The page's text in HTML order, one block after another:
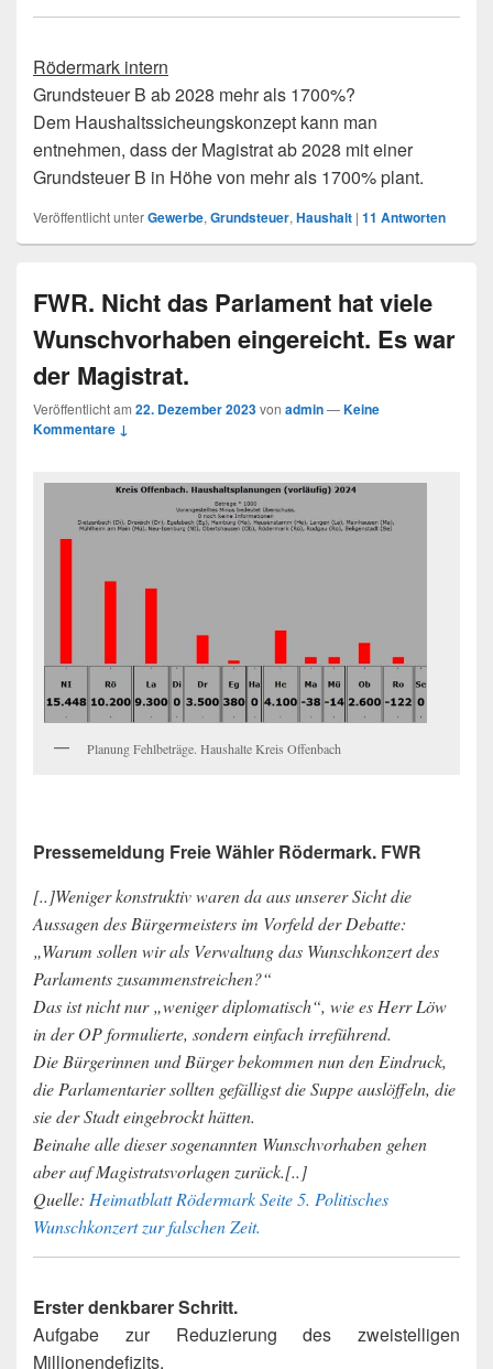
Rödermark intern
Grundsteuer B ab 2028 mehr als 1700%?
Dem Haushaltssicheungskonzept kann man
entnehmen, dass der Magistrat ab 2028 mit einer
Grundsteuer B in Höhe von mehr als 1700% plant.
Veröffentlicht unterGewerbe, Grundsteuer, Haushalt | 11 Antworten
FWR. Nicht das Parlament hat viele
Wunschvorhaben eingereicht. Es war
der Magistrat.
Veröffentlicht am 22. Dezember 2023von admin—Keine
Kommentare ↓
Planung Fehlbeträge. Haushalte Kreis Offenbach
Pressemeldung Freie Wähler Rödermark. FWR
[..]Weniger konstruktiv waren da aus unserer Sicht die
Aussagen des Bürgermeisters im Vorfeld der Debatte:
„Warum sollen wir als Verwaltung das Wunschkonzert des
Parlaments zusammenstreichen?“
Das ist nicht nur „weniger diplomatisch“, wie es Herr Löw
in der OP formulierte, sondern einfach irreführend.
Die Bürgerinnen und Bürger bekommen nun den Eindruck,
die Parlamentarier sollten gefälligst die Suppe auslöffeln, die
sie der Stadt eingebrockt hätten.
Beinahe alle dieser sogenannten Wunschvorhaben gehen
aber auf Magistratsvorlagen zurück.[..]
Quelle: Heimatblatt Rödermark Seite 5. Politisches
Wunschkonzert zur falschen Zeit.
Erster denkbarer Schritt.
Aufgabe zur Reduzierung des zweistelligen
Millionendefizits.